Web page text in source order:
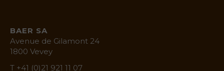
BAER SA
Avenue de Gilamont 24
1800 Vevey
T +41 (0)21 921 11 07